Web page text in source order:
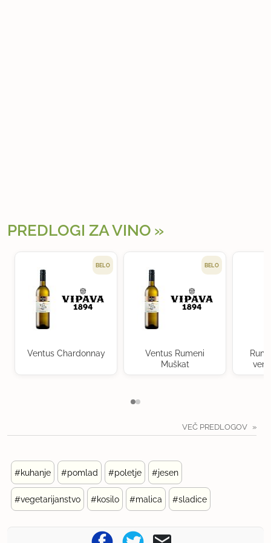
PREDLOGI ZA VINO
BELO
Ventus Chardonnay
BELO
Ventus Rumeni
Muškat
VEČ PREDLOGOV
#kuhanje #pomlad #poletje #jesen
#vegetarijanstvo #kosilo #malica #sladice